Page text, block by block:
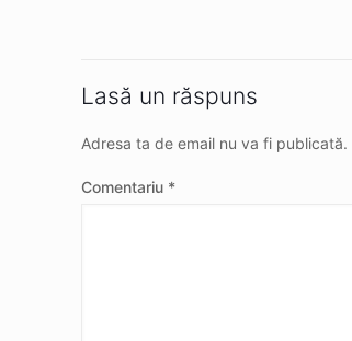
Lasă un răspuns
Adresa ta de email nu va fi publicată.
Comentariu *